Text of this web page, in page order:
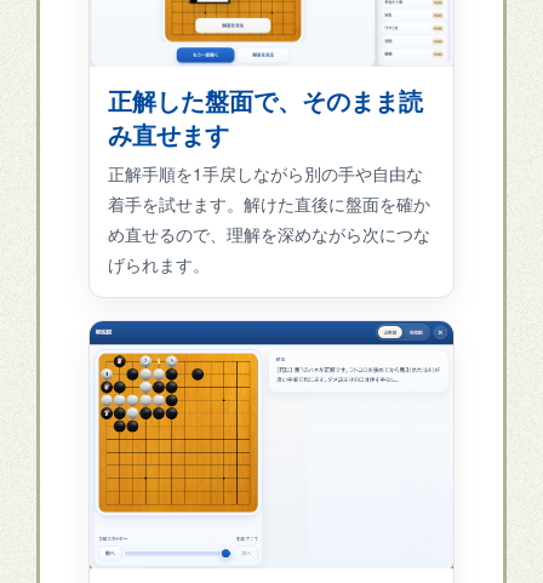
正解した盤面で、そのまま読
み直せます
正解手順を1手戻しながら別の手や自由な
着手を試せます。解けた直後に盤面を確か
め直せるので、理解を深めながら次につな
げられます。